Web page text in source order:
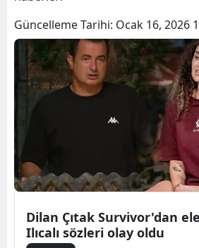
Güncelleme Tarihi: Ocak 16, 2026
Dilan Çıtak Survivor'dan
Ilıcalı sözleri olay oldu